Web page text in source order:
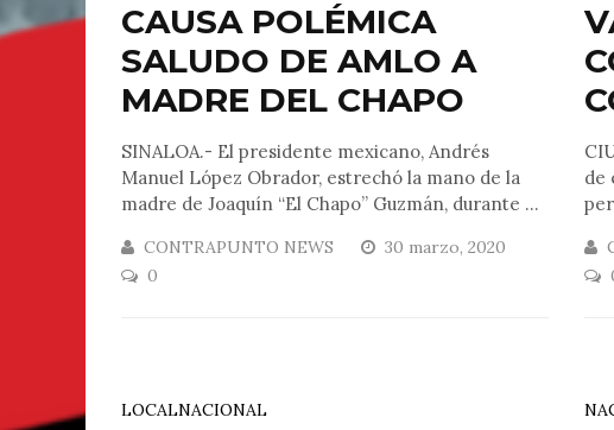
CAUSA POLÉMICA
SALUDO DE AMLO A
MADRE DEL CHAPO
SINALOA.- El presidente mexicano, Andrés
Manuel López Obrador, estrechó la mano de la
madre de Joaquín “El Chapo” Guzmán, durante ...
CONTRAPUNTO NEWS
30 marzo, 2020
0
de
LOCALNACIONAL